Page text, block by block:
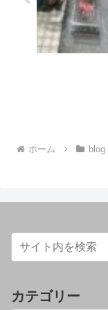
ホーム blog
カテゴリー